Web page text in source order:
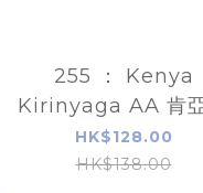
255 ： Kenya
Kirinyaga AA 肯亞
選咖啡豆
HK$128.00
HK$138.00